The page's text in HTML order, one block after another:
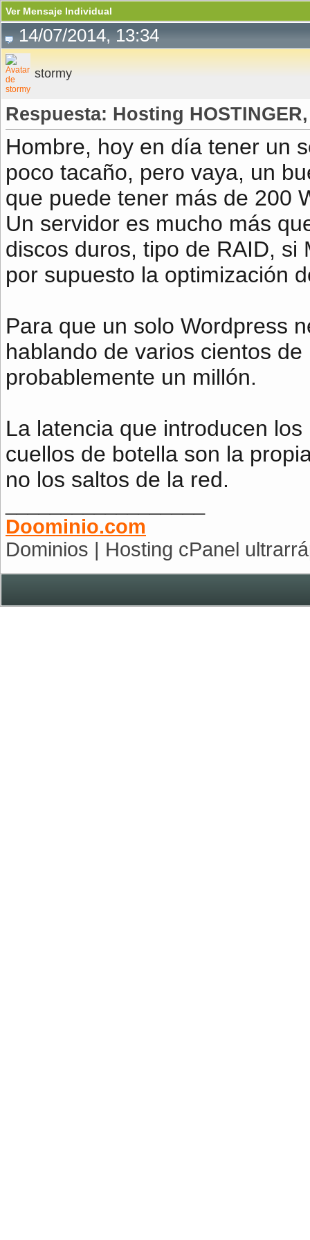
Ver Mensaje Individual
14/07/2014, 13:34
stormy
Respuesta: Hosting
Hombre, hoy en día tener un
poco tacaño, pero vaya, un
que puede tener más de 200
Un servidor es mucho más
discos duros, tipo de RAID, si
por supuesto la optimización
Para que un solo Wordpress
hablando de varios cientos
probablemente un millón.
La latencia que introducen
cuellos de botella son la
no los saltos de la red.
Doominio.com
Dominios | Hosting cPanel